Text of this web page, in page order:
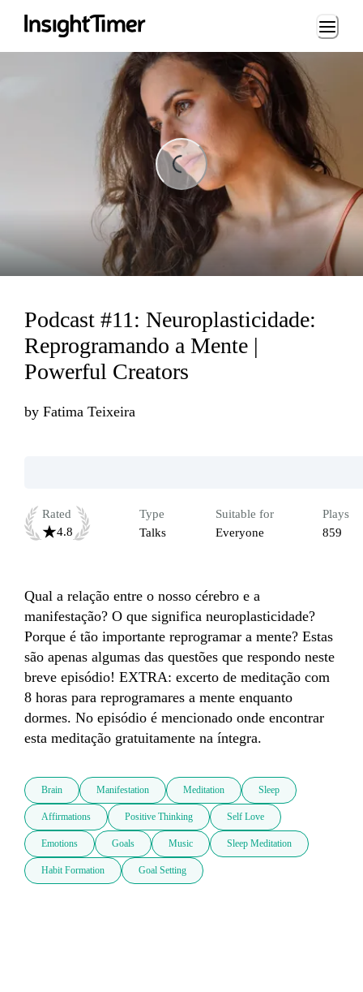
Loading...
Podcast #11: Neuroplasticidade:
Reprogramando a Mente |
Powerful Creators
by Fatima Teixeira
Rated
4.8
Type
Talks
Suitable for
Everyone
Plays
859
Qual a relação entre o nosso cérebro e a
manifestação? O que significa neuroplasticidade?
Porque é tão importante reprogramar a mente? Estas
são apenas algumas das questões que respondo neste
breve episódio! EXTRA: excerto de meditação com
8 horas para reprogramares a mente enquanto
dormes. No episódio é mencionado onde encontrar
esta meditação gratuitamente na íntegra.
Brain Manifestation Meditation Sleep
Affirmations Positive Thinking Self Love
Emotions Goals Music Sleep Meditation
Habit Formation Goal Setting